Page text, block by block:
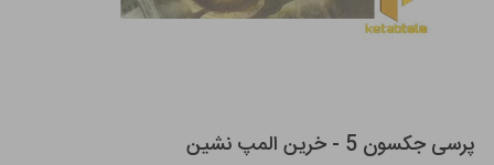
پرسی جکسون 5 - خرین المپ نشین